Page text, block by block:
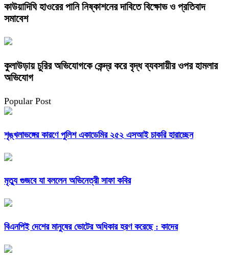
কাউয়াদিঘি হাওরের পানি নিষ্কাশনের দাবিতে বিক্ষোভ ও প্রতিবাদ
সমাবেশ
কুলাউড়ায় চুরির অভিযোগকে কেন্দ্র করে বৃদ্ধ ব্যবসায়ীর ওপর হামলার
অভিযোগ
Popular Post
শৃঙ্খলাভঙ্গের কারণে পুলিশ একাডেমির ২৫২ এসআই চাকরি হারাচ্ছেন
মৃত্যু গুজবে যা বললেন অভিনেত্রী সাফা কবির
বিএনপিই দেশের মানুষের ভোটের অধিকার হরণ করেছে : কাদের